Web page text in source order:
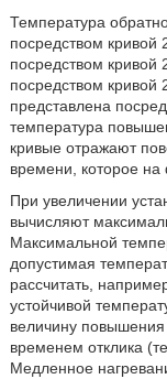
Температура
посредством
посредством кривой
посредством кривой
представлена
температура
кривые отражают
времени, которое на
При увеличении
вычисляют
Максимальной
допустимая
рассчитать,
устойчивой
величину повышения
временем отклика
Медленное